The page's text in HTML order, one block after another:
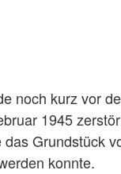
noch kurz vor
1945
Grundstück
konnte.